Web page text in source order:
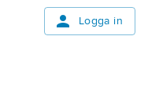
Logga in